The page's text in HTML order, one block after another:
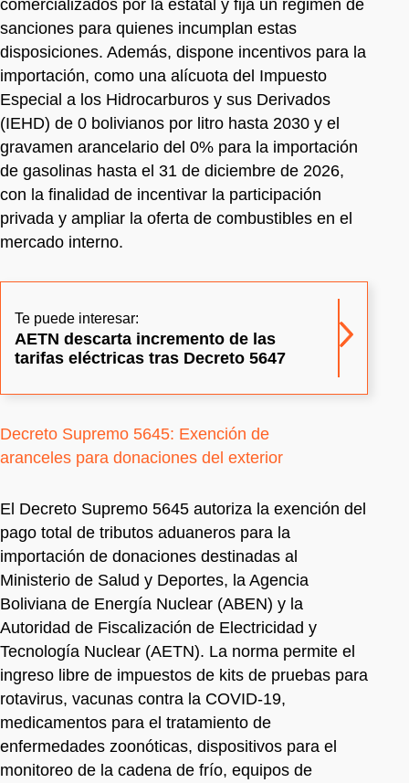
comercializados por la estatal y fija un régimen de
sanciones para quienes incumplan estas
disposiciones. Además, dispone incentivos para la
importación, como una alícuota del Impuesto
Especial a los Hidrocarburos y sus Derivados
(IEHD) de 0 bolivianos por litro hasta 2030 y el
gravamen arancelario del 0% para la importación
de gasolinas hasta el 31 de diciembre de 2026,
con la finalidad de incentivar la participación
privada y ampliar la oferta de combustibles en el
mercado interno.
Te puede interesar:
AETN descarta incremento de las
tarifas eléctricas tras Decreto 5647
Decreto Supremo 5645: Exención de
aranceles para donaciones del exterior
El Decreto Supremo 5645 autoriza la exención del
pago total de tributos aduaneros para la
importación de donaciones destinadas al
Ministerio de Salud y Deportes, la Agencia
Boliviana de Energía Nuclear (ABEN) y la
Autoridad de Fiscalización de Electricidad y
Tecnología Nuclear (AETN). La norma permite el
ingreso libre de impuestos de kits de pruebas para
rotavirus, vacunas contra la COVID-19,
medicamentos para el tratamiento de
enfermedades zoonóticas, dispositivos para el
monitoreo de la cadena de frío, equipos de